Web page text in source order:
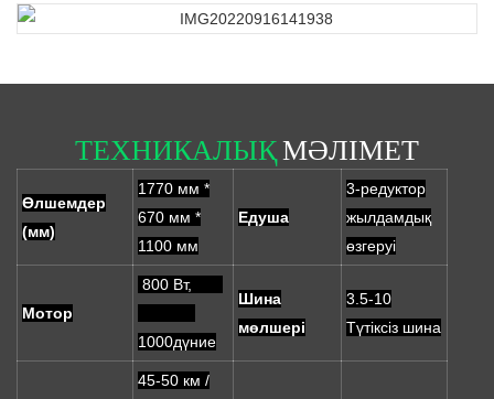
ТЕХНИКАЛЫҚМӘЛІМЕТ
Өлшемдер
(мм)
1770 мм *
670 мм *
1100 мм
Едуша
3-редуктор
жылдамдық
өзгеруі
Мотор
800 Вт,
1000дүние
Шина
мөлшері
3.5-10
Түтіксіз шина
45-50 км /